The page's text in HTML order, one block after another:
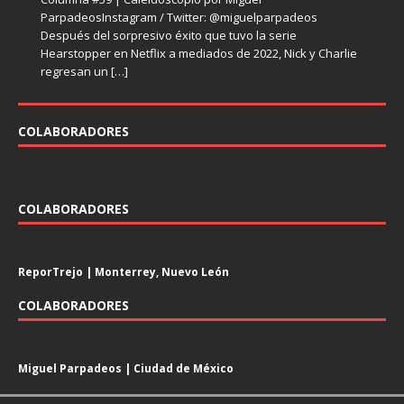
ParpadeosInstagram / Twitter: @miguelparpadeos
Después del sorpresivo éxito que tuvo la serie
Hearstopper en Netflix a mediados de 2022, Nick y Charlie
regresan un […]
ParpadeosInstagram / Twitter: @miguelparpadeos La
televisión despidió en el primer semestre del 2023 varias
series emblemáticas de los últimos años. En el mundo de
[…]
hace con[…]
falso[…]
Después del polémico recibimiento que tuvo en 2017 el
episodio VIII de Star Wars, el futuro del director Rian
Johnson[…]
sociales que causaron un impacto en la década de los
noventa, uno[…]
COLABORADORES
COLABORADORES
ReporTrejo | Monterrey, Nuevo León
COLABORADORES
Miguel Parpadeos | Ciudad de México